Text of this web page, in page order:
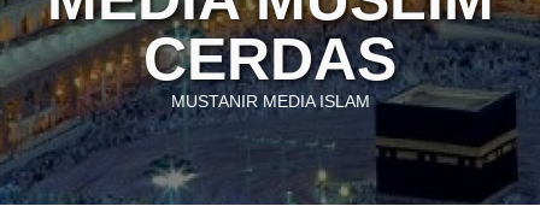
CERDAS
MUSTANIR MEDIA ISLAM